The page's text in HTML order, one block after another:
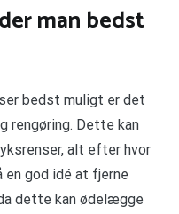
man bedst
bedst muligt er det
Dette kan
alt efter hvor
en god idé at fjerne
dette kan ødelægge